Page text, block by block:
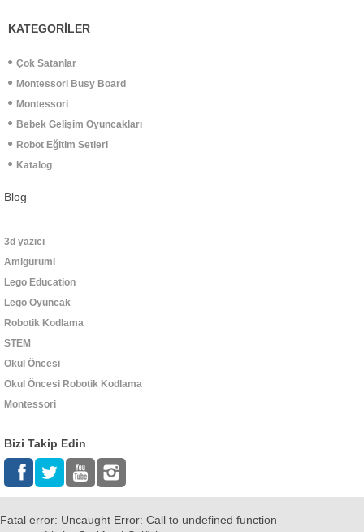
KATEGORİLER
Çok Satanlar
Montessori Busy Board
Montessori
Bebek Gelişim Oyuncakları
Robot Eğitim Setleri
Katalog
Blog
3d yazıcı
Amigurumi
Lego Education
Lego Oyuncak
Robotik Kodlama
STEM
Okul Öncesi
Okul Öncesi Robotik Kodlama
Montessori
Bizi Takip Edin
Fatal error: Uncaught Error: Call to undefined function